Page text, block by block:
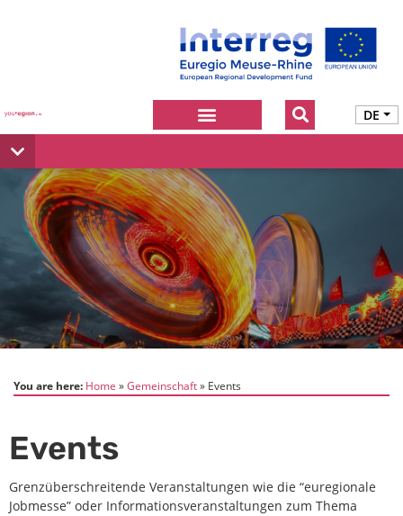
DE
You are here: Home Gemeinschaft Events
Events
Grenzüberschreitende Veranstaltungen wie die “euregionale
Jobmesse” oder Informationsveranstaltungen zum Thema